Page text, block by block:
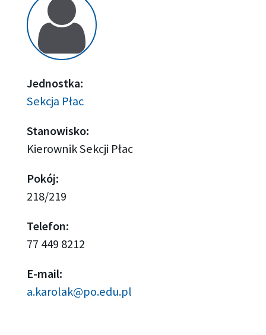
Jednostka:
Sekcja Płac
Stanowisko:
Kierownik Sekcji Płac
Pokój:
218/219
Telefon:
77 449 8212
E-mail:
a.karolak@po.edu.pl